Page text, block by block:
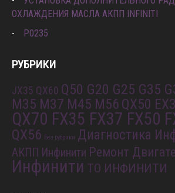
ОХЛАЖДЕНИЯ МАСЛА АКПП INFINITI
P0235
РУБРИКИ
JX35 QX60 Q50 G20 G25 G35
M35 M37 M45 M56 QX50
QX70 FX35 FX37 FX50
QX56 Без рубрики Диагностика
АКПП Инфинити Ремонт
Инфинити ТО ИНФИНИТИ